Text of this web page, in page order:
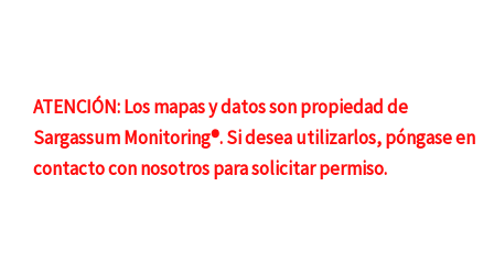
ATENCIÓN: Los mapas y datos son propiedad de
Sargassum Monitoring®. Si desea utilizarlos, póngase en
contacto con nosotros para solicitar permiso.